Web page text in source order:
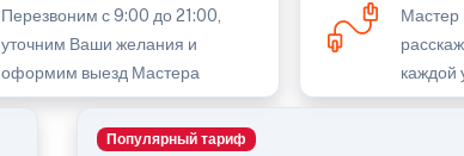
Перезвоним с 9:00 до 21:00,
уточним Ваши желания и
оформим выезд Мастера
Мастер
каждой
Популярный тариф